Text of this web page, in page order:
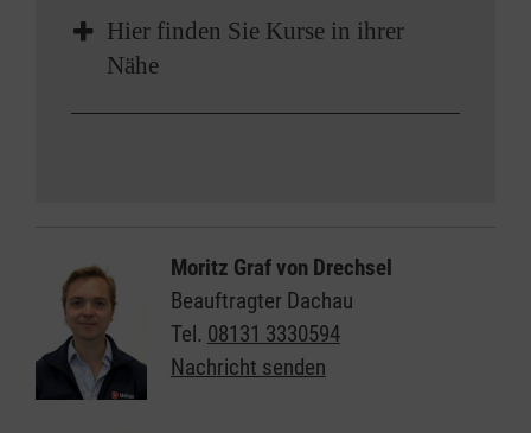
Hier finden Sie Kurse in ihrer
Nähe
Wann soll der Kurs
Moritz Graf von Drechsel
Beauftragter Dachau
Tel. 08131 3330594
Nachricht senden